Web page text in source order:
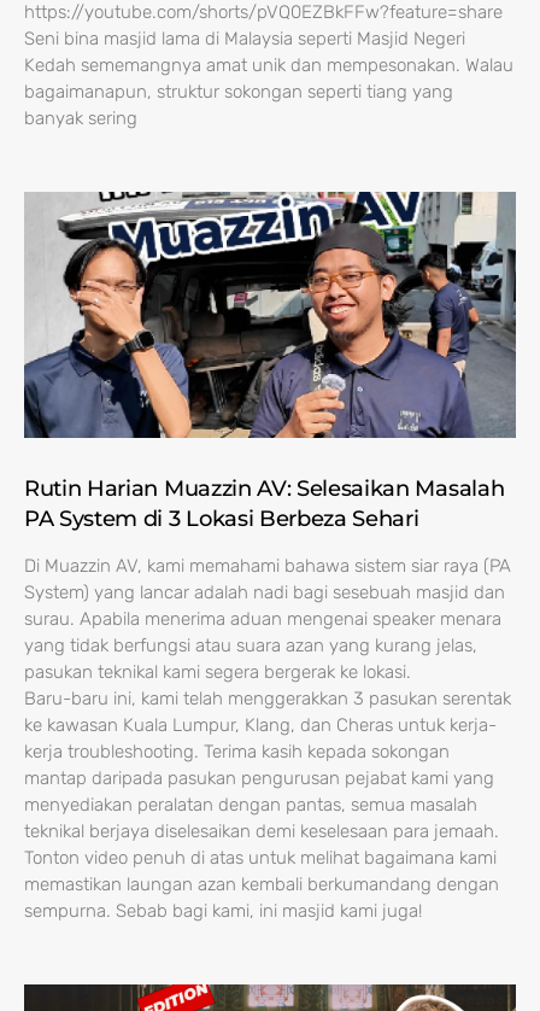
https://youtube.com/shorts/pVQ0EZBkFFw?feature=share
Seni bina masjid lama di Malaysia seperti Masjid Negeri
Kedah sememangnya amat unik dan mempesonakan. Walau
bagaimanapun, struktur sokongan seperti tiang yang
banyak sering
Rutin Harian Muazzin AV: Selesaikan Masalah
PA System di 3 Lokasi Berbeza Sehari
Di Muazzin AV, kami memahami bahawa sistem siar raya (PA
System) yang lancar adalah nadi bagi sesebuah masjid dan
surau. Apabila menerima aduan mengenai speaker menara
yang tidak berfungsi atau suara azan yang kurang jelas,
pasukan teknikal kami segera bergerak ke lokasi.
Baru-baru ini, kami telah menggerakkan 3 pasukan serentak
ke kawasan Kuala Lumpur, Klang, dan Cheras untuk kerja-
kerja troubleshooting. Terima kasih kepada sokongan
mantap daripada pasukan pengurusan pejabat kami yang
menyediakan peralatan dengan pantas, semua masalah
teknikal berjaya diselesaikan demi keselesaan para jemaah.
Tonton video penuh di atas untuk melihat bagaimana kami
memastikan laungan azan kembali berkumandang dengan
sempurna. Sebab bagi kami, ini masjid kami juga!